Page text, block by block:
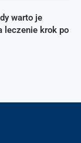
warto je
leczenie krok po